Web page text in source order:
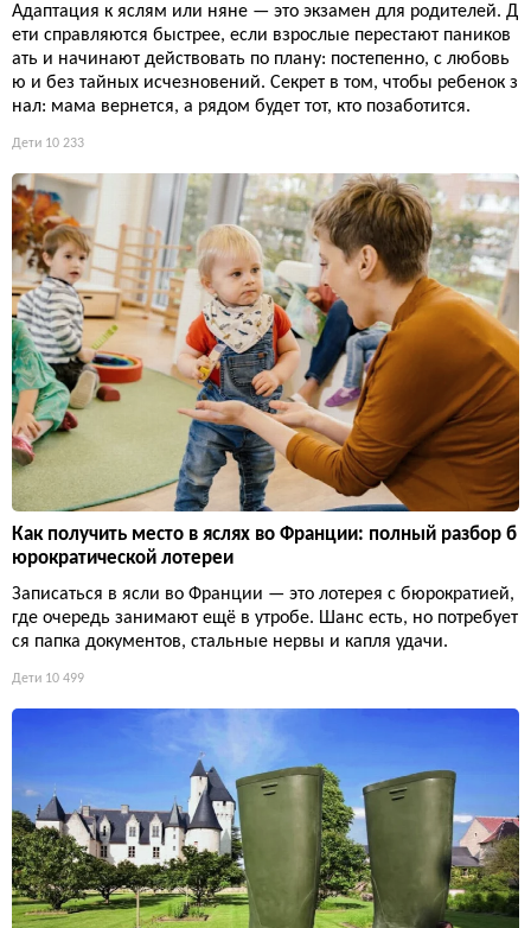
Адаптация к яслям или няне — это экзамен для родителей. Д
ети справляются быстрее, если взрослые перестают паников
ать и начинают действовать по плану: постепенно, с любовь
ю и без тайных исчезновений. Секрет в том, чтобы ребенок з
нал: мама вернется, а рядом будет тот, кто позаботится.
Дети 10 233
Как получить место в яслях во Франции: полный разбор б
юрократической лотереи
Записаться в ясли во Франции — это лотерея с бюрократией,
где очередь занимают ещё в утробе. Шанс есть, но потребует
ся папка документов, стальные нервы и капля удачи.
Дети 10 499